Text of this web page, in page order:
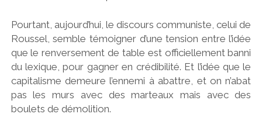
Pourtant, aujourd’hui, le discours communiste, celui de
Roussel, semble témoigner d’une tension entre l’idée
que le renversement de table est officiellement banni
du lexique, pour gagner en crédibilité. Et l’idée que le
capitalisme demeure l’ennemi à abattre, et on n’abat
pas les murs avec des marteaux mais avec des
boulets de démolition.